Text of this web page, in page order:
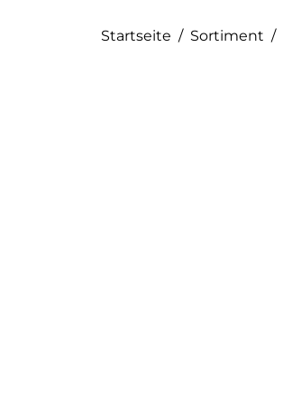
Startseite / Sortiment /